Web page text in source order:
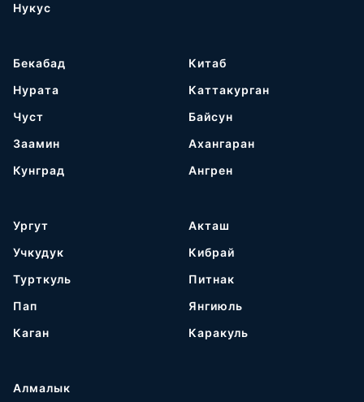
Нукус
Бекабад
Нурата
Чуст
Заамин
Кунград
Китаб
Каттакурган
Байсун
Ахангаран
Ангрен
Ургут
Учкудук
Турткуль
Пап
Каган
Акташ
Кибрай
Питнак
Янгиюль
Каракуль
Алмалык